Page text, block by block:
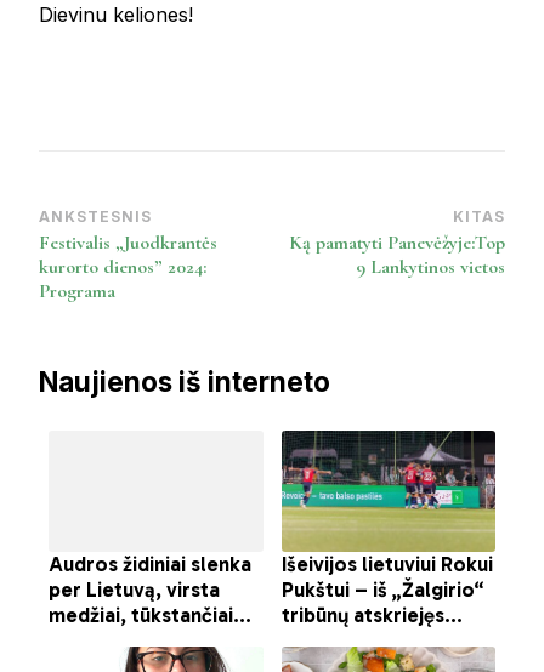
Dievinu keliones!
Post
Navigation
ANKSTESNIS
Festivalis „Juodkrantės
kurorto dienos” 2024:
Programa
KITAS
Ką pamatyti Panevėžyje:Top
9 Lankytinos vietos
Naujienos iš interneto